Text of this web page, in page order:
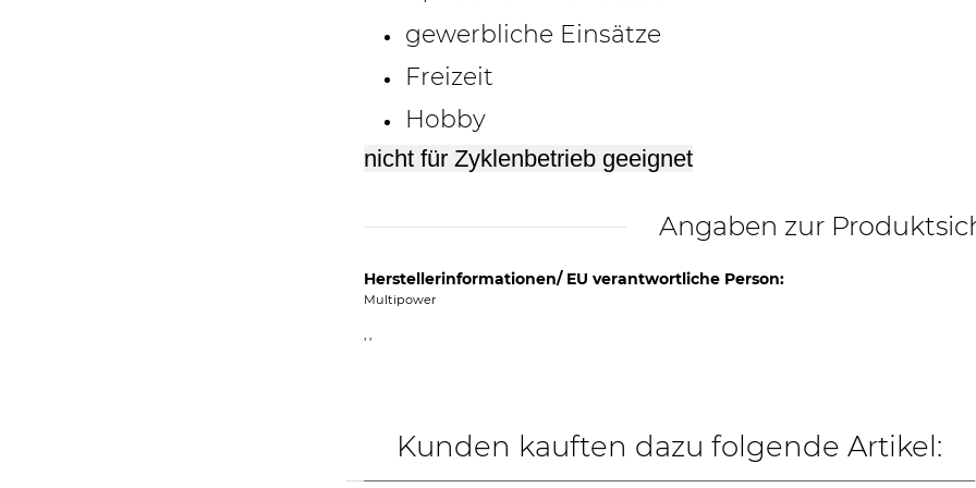
gewerbliche Einsätze
Freizeit
Hobby
nicht für Zyklenbetrieb geeignet
Angaben zur
Herstellerinformationen/ EU verantwortliche Person:
Multipower
, ,
Kunden kauften dazu folgende Artikel: